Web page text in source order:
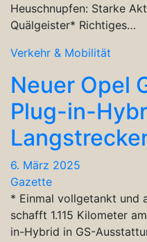
Heuschnupfen: Starke
Quälgeister* Richtiges…
Verkehr & Mobilität
Neuer Opel
Plug-in-
6. März 2025
Gazette
* Einmal vollgetankt und
schafft 1.115 Kilometer
in-Hybrid in GS-